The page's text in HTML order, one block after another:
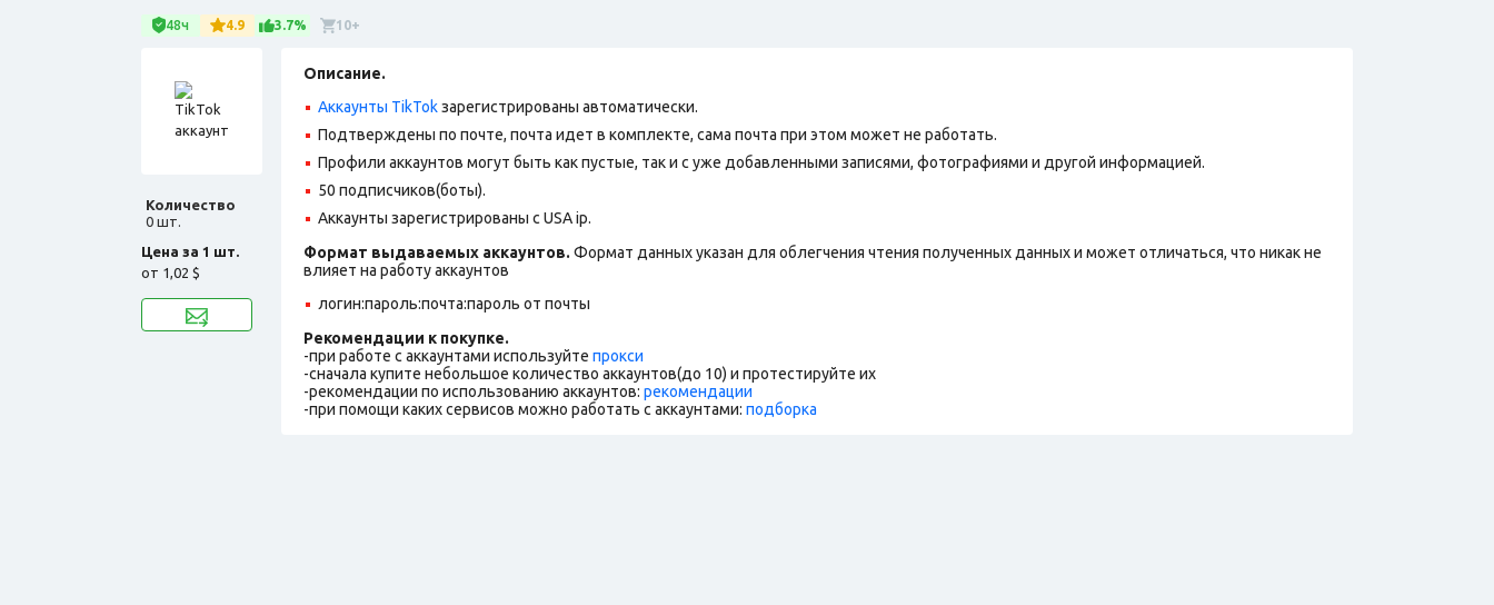
48ч 4.9 3.7% 10+
Количество
0 шт.
Цена за 1 шт.
от 1,02 $
Описание.
Аккаунты TikTokзарегистрированы автоматически.
Подтверждены по почте, почта идет в комплекте, сама почта при этом может не работать.
Профили аккаунтов могут быть как пустые, так и с уже добавленными записями, фотографиями и другой информацией.
50 подписчиков(боты).
Аккаунты зарегистрированы с USA ip.
Формат выдаваемых аккаунтов. Формат данных указан для облегчения чтения полученных данных и может отличаться, что никак не
влияет на работу аккаунтов
логин:пароль:почта:пароль от почты
Рекомендации к покупке.
-при работе с аккаунтами используйте прокси
-сначала купите небольшое количество аккаунтов(до 10) и протестируйте их
-рекомендации по использованию аккаунтов: рекомендации
-при помощи каких сервисов можно работать с аккаунтами: подборка